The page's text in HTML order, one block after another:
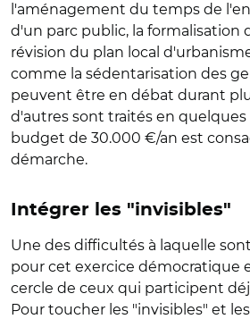
l'aménagement du temps de
d'un parc public, la formalisation
révision du plan local
comme la sédentarisation des
peuvent être en débat durant
d'autres sont traités en quelques
budget de 30.000 €/an est
démarche.
Intégrer les "invisibles"
Une des difficultés à laquelle
pour cet exercice démocratique
cercle de ceux qui participent
Pour toucher les "invisibles" et